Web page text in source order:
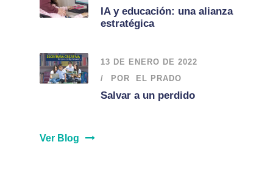
IA y educación: una alianza
estratégica
13 DE ENERO DE 2022
POR
EL PRADO
Salvar a un perdido
Ver Blog